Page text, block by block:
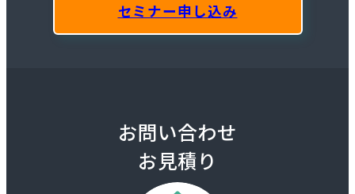
セミナー申し込み
お問い合わせ
お見積り